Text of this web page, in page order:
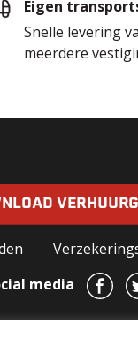
Eigen
Snelle levering
meerdere
media